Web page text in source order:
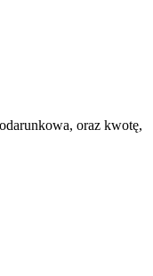
oraz kwotę,